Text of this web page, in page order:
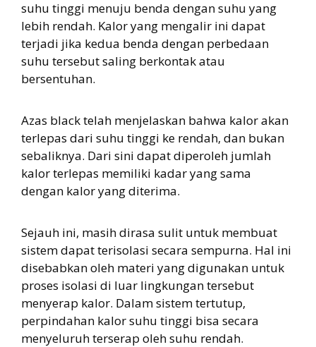
suhu tinggi menuju benda dengan suhu yang
lebih rendah. Kalor yang mengalir ini dapat
terjadi jika kedua benda dengan perbedaan
suhu tersebut saling berkontak atau
bersentuhan.
Azas black telah menjelaskan bahwa kalor akan
terlepas dari suhu tinggi ke rendah, dan bukan
sebaliknya. Dari sini dapat diperoleh jumlah
kalor terlepas memiliki kadar yang sama
dengan kalor yang diterima.
Sejauh ini, masih dirasa sulit untuk membuat
sistem dapat terisolasi secara sempurna. Hal ini
disebabkan oleh materi yang digunakan untuk
proses isolasi di luar lingkungan tersebut
menyerap kalor. Dalam sistem tertutup,
perpindahan kalor suhu tinggi bisa secara
menyeluruh terserap oleh suhu rendah.